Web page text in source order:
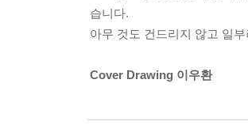
습니다.
아무 것도 건드리지 않고 일
Cover Drawing 이우환